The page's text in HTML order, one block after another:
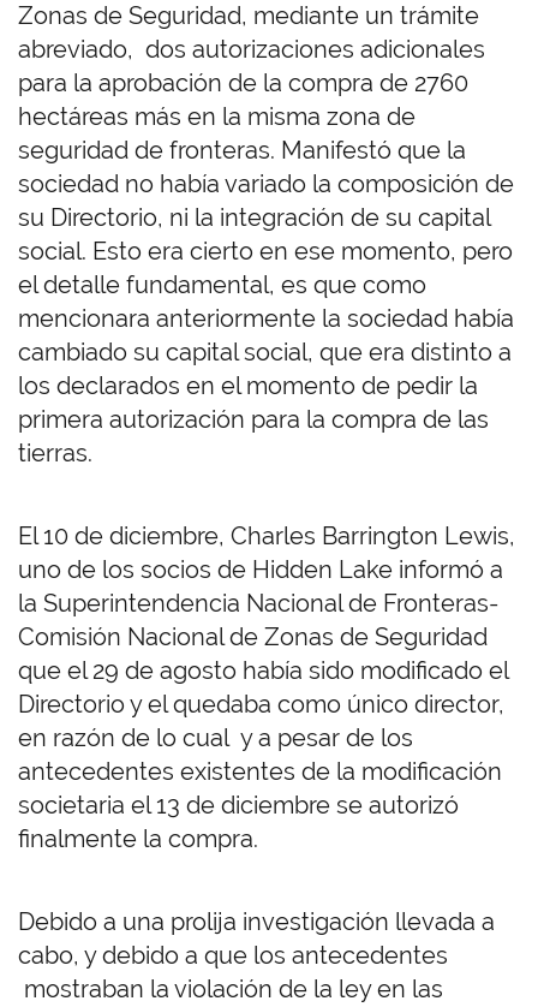
Zonas de Seguridad, mediante un trámite
abreviado, dos autorizaciones adicionales
para la aprobación de la compra de 2760
hectáreas más en la misma zona de
seguridad de fronteras. Manifestó que la
sociedad no había variado la composición de
su Directorio, ni la integración de su capital
social. Esto era cierto en ese momento, pero
el detalle fundamental, es que como
mencionara anteriormente la sociedad había
cambiado su capital social, que era distinto a
los declarados en el momento de pedir la
primera autorización para la compra de las
tierras.
El 10 de diciembre, Charles Barrington Lewis,
uno de los socios de Hidden Lake informó a
la Superintendencia Nacional de Fronteras-
Comisión Nacional de Zonas de Seguridad
que el 29 de agosto había sido modificado el
Directorio y el quedaba como único director,
en razón de lo cual y a pesar de los
antecedentes existentes de la modificación
societaria el 13 de diciembre se autorizó
finalmente la compra.
Debido a una prolija investigación llevada a
cabo, y debido a que los antecedentes
mostraban la violación de la ley en las